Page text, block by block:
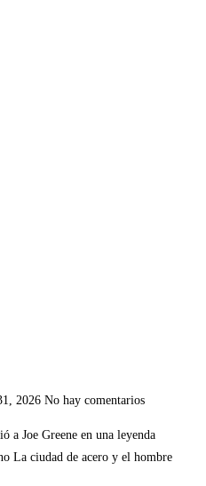
2026 No hay comentarios
a Joe Greene en una leyenda
La ciudad de acero y el hombre